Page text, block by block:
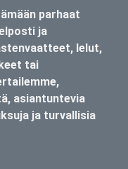
parhaat
ja
lelut,
tai
asiantuntevia
ja turvallisia